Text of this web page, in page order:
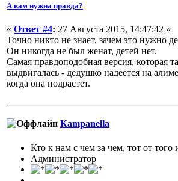
А вам нужна правда?
« Ответ #4: 27 Августа 2015, 14:47:42 »
Точно никто не знает, зачем это нужно
Он никогда не был женат, детей нет.
Самая правдоподобная версия, которая
выдвигалась - дедушко надеется на
когда она подрастет.
Кampanella
Кто к нам с чем за чем, тот от того
Администратор